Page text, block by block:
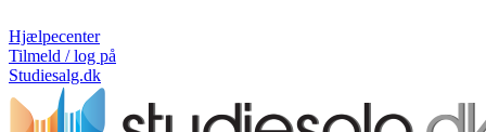
Hjælpecenter
Tilmeld / log på
Studiesalg.dk